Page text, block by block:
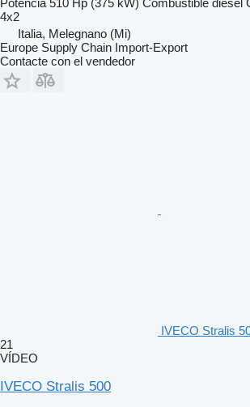
4x2
Italia, Melegnano (Mi)
Europe Supply Chain Import-Export
Contacte con el vendedor
IVECO Stralis
21
VÍDEO
IVECO Stralis 500